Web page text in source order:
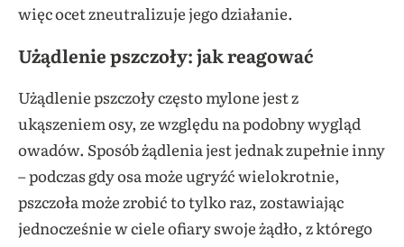
więc ocet zneutralizuje jego działanie.
Użądlenie pszczoły: jak reagować
Użądlenie pszczoły często mylone jest z
ukąszeniem osy, ze względu na podobny wygląd
owadów. Sposób żądlenia jest jednak zupełnie inny
– podczas gdy osa może ugryźć wielokrotnie,
pszczoła może zrobić to tylko raz, zostawiając
jednocześnie w ciele ofiary swoje żądło, z którego